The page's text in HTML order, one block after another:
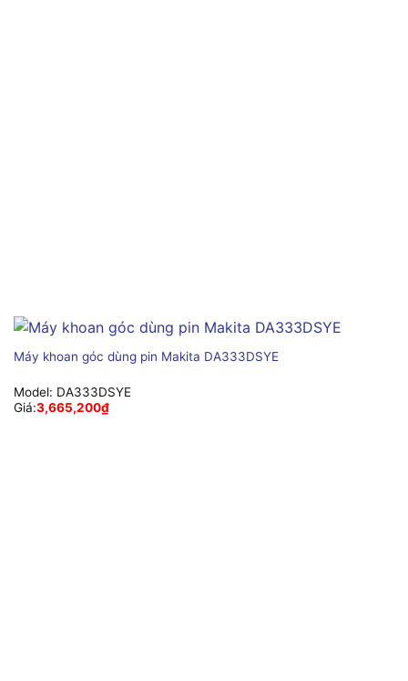
Máy khoan góc dùng pin Makita DA333DSYE
Model: DA333DSYE
Giá:3,665,200₫